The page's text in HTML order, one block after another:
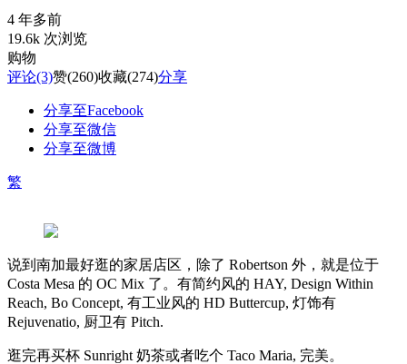
4 年多前
19.6k 次浏览
购物
评论(3)赞(260)收藏(274)分享
分享至Facebook
分享至微信
分享至微博
繁
说到南加最好逛的家居店区，除了 Robertson 外，就是位于
Costa Mesa 的 OC Mix 了。有简约风的 HAY, Design Within
Reach, Bo Concept, 有工业风的 HD Buttercup, 灯饰有
Rejuvenatio, 厨卫有 Pitch.
逛完再买杯 Sunright 奶茶或者吃个 Taco Maria, 完美。